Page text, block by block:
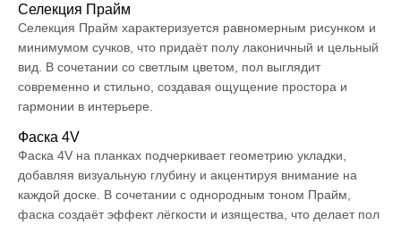
Селекция Прайм
Селекция Прайм характеризуется равномерным рисунком и
минимумом сучков, что придаёт полу лаконичный и цельный
вид. В сочетании со светлым цветом, пол выглядит
современно и стильно, создавая ощущение простора и
гармонии в интерьере.
Фаска 4V
Фаска 4V на планках подчеркивает геометрию укладки,
добавляя визуальную глубину и акцентируя внимание на
каждой доске. В сочетании с однородным тоном Прайм,
фаска создаёт эффект лёгкости и изящества, что делает пол